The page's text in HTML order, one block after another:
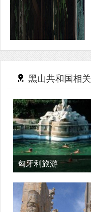
黑山共和国相
匈牙利旅游